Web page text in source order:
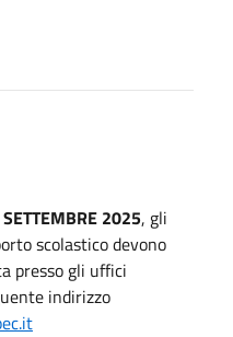
2025, gli
scolastico devono
presso gli uffici
indirizzo